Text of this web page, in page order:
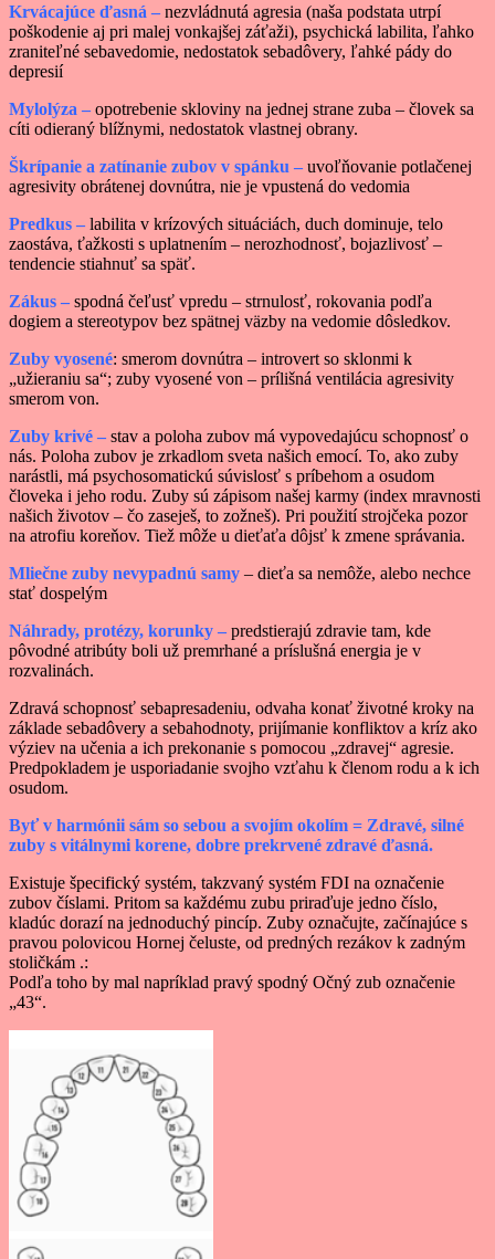
Krvácajúce ďasná – nezvládnutá agresia (naša podstata utrpí
poškodenie aj pri malej vonkajšej záťaži), psychická labilita, ľahko
zraniteľné sebavedomie, nedostatok sebadôvery, ľahké pády do
depresií
Mylolýza – opotrebenie skloviny na jednej strane zuba – človek sa
cíti odieraný blížnymi, nedostatok vlastnej obrany.
Škrípanie a zatínanie zubov v spánku – uvoľňovanie potlačenej
agresivity obrátenej dovnútra, nie je vpustená do vedomia
Predkus – labilita v krízových situáciách, duch dominuje, telo
zaostáva, ťažkosti s uplatnením – nerozhodnosť, bojazlivosť –
tendencie stiahnuť sa späť.
Zákus – spodná čeľusť vpredu – strnulosť, rokovania podľa
dogiem a stereotypov bez spätnej väzby na vedomie dôsledkov.
Zuby vyosené: smerom dovnútra – introvert so sklonmi k
„užieraniu sa“; zuby vyosené von – prílišná ventilácia agresivity
smerom von.
Zuby krivé – stav a poloha zubov má vypovedajúcu schopnosť o
nás. Poloha zubov je zrkadlom sveta našich emocí. To, ako zuby
narástli, má psychosomatickú súvislosť s príbehom a osudom
človeka i jeho rodu. Zuby sú zápisom našej karmy (index mravnosti
našich životov – čo zaseješ, to zožneš). Pri použití strojčeka pozor
na atrofiu koreňov. Tiež môže u dieťaťa dôjsť k zmene správania.
Mliečne zuby nevypadnú samy – dieťa sa nemôže, alebo nechce
stať dospelým
Náhrady, protézy, korunky – predstierajú zdravie tam, kde
pôvodné atribúty boli už premrhané a príslušná energia je v
rozvalinách.
Zdravá schopnosť sebapresadeniu, odvaha konať životné kroky na
základe sebadôvery a sebahodnoty, prijímanie konfliktov a kríz ako
výziev na učenia a ich prekonanie s pomocou „zdravej“ agresie.
Predpokladem je usporiadanie svojho vzťahu k členom rodu a k ich
osudom.
Byť v harmónii sám so sebou a svojím okolím = Zdravé, silné
zuby s vitálnymi korene, dobre prekrvené zdravé ďasná.
Existuje špecifický systém, takzvaný systém FDI na označenie
zubov číslami. Pritom sa každému zubu priraďuje jedno číslo,
kladúc dorazí na jednoduchý pincíp. Zuby označujte, začínajúce s
pravou polovicou Hornej čeluste, od predných rezákov k zadným
stoličkám .:
Podľa toho by mal napríklad pravý spodný Očný zub označenie
„43“.